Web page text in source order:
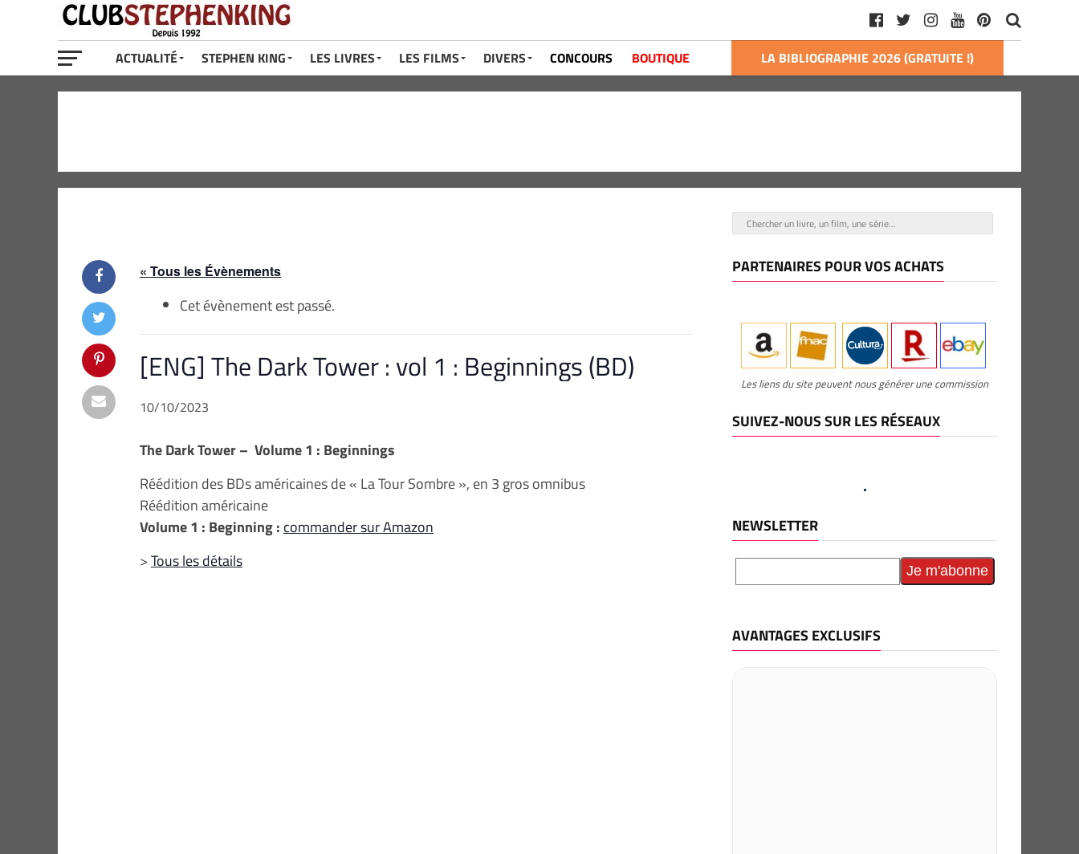
ACTUALITÉ STEPHEN KING LES LIVRES LES FILMS DIVERS CONCOURS BOUTIQUE LA BIBLIOGRAPHIE 2026 (GRATUITE !)
« Tous les Évènements
Cet évènement est passé.
[ENG] The Dark Tower : vol 1 : Beginnings (BD)
10/10/2023
The Dark Tower – Volume 1 : Beginnings
Réédition des BDs américaines de « La Tour Sombre », en 3 gros omnibus
Réédition américaine
Volume 1 : Beginning : commander sur Amazon
>Tous les détails
PARTENAIRES POUR VOS ACHATS
Les liens du site peuvent nous générer une commission
SUIVEZ-NOUS SUR LES RÉSEAUX
NEWSLETTER
AVANTAGES EXCLUSIFS